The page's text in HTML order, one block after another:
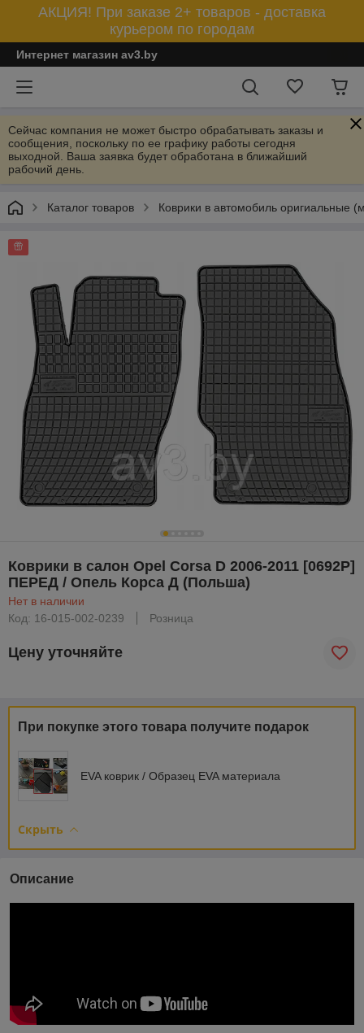
АКЦИЯ! При заказе 2+ товаров - доставка
курьером по городам
Интернет магазин av3.by
Сейчас компания не может быстро обрабатывать заказы и
сообщения, поскольку по ее графику работы сегодня
выходной. Ваша заявка будет обработана в ближайший
рабочий день.
Каталог товаров Коврики в автомобиль оригиальные
Коврики в салон Opel Corsa D 2006-2011 [0692P]
ПЕРЕД / Опель Корса Д (Польша)
Нет в наличии
Код: 16-015-002-0239
Розница
Цену уточняйте
При покупке этого товара получите подарок
EVA коврик / Образец EVA материала
Скрыть
Описание